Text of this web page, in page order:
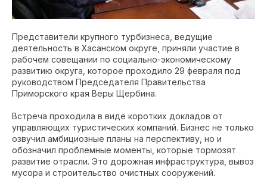
Представители крупного турбизнеса, ведущие
деятельность в Хасанском округе, приняли участие в
рабочем совещании по социально-экономическому
развитию округа, которое проходило 29 февраля под
руководством Председателя Правительства
Приморского края Веры Щербина.
Встреча проходила в виде коротких докладов от
управляющих туристических компаний. Бизнес не только
озвучил амбициозные планы на перспективу, но и
обозначил проблемные моменты, которые тормозят
развитие отрасли. Это дорожная инфраструктура, вывоз
мусора и строительство очистных сооружений.